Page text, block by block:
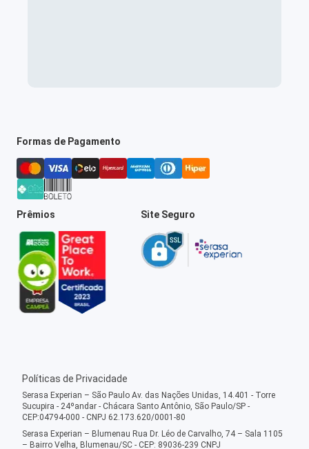
Formas de Pagamento
Prêmios Site Seguro
Políticas de Privacidade
Serasa Experian – São Paulo Av. das Nações Unidas, 14.401 - Torre
Sucupira - 24ºandar - Chácara Santo Antônio, São Paulo/SP -
CEP:04794-000 - CNPJ 62.173.620/0001-80
Serasa Experian – Blumenau Rua Dr. Léo de Carvalho, 74 – Sala 1105
– Bairro Velha, Blumenau/SC - CEP: 89036-239 CNPJ